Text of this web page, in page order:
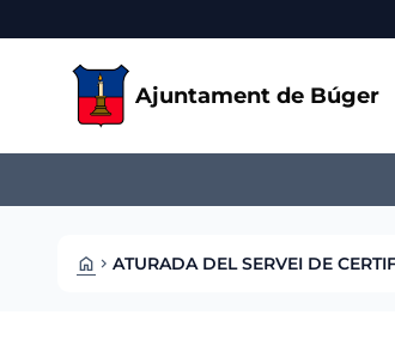
Ajuntament de Búger
HOME CHEVRON_RIGHT ATURADA DEL SERVEI DE